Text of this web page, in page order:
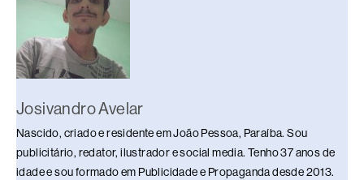
Josivandro Avelar
Nascido, criado e residente em João Pessoa, Paraíba. Sou
publicitário, redator, ilustrador e social media. Tenho 37 anos de
idade e sou formado em Publicidade e Propaganda desde 2013.